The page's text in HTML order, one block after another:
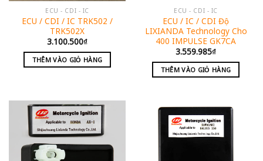
ECU - CDI - IC
ECU / CDI / IC TRK502 /
TRK502X
3.100.500₫
THÊM VÀO GIỎ HÀNG
ECU - CDI - IC
ECU / IC / CDI Độ
LIXIANDA Technology Cho
400 IMPULSE GK7CA
3.559.985₫
THÊM VÀO GIỎ HÀNG